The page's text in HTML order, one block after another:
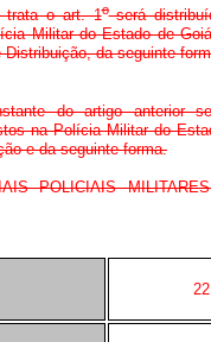
o art. 1oserá
Militar do Estado de
da seguinte
do artigo anterior
na Polícia Militar do
e da seguinte forma.
POLICIAIS
22